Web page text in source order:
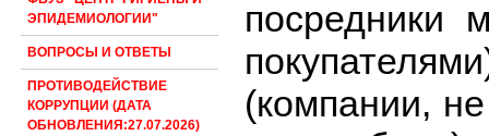
ЭПИДЕМИОЛОГИИ"
ВОПРОСЫ И ОТВЕТЫ
ПРОТИВОДЕЙСТВИЕ
КОРРУПЦИИ (ДАТА
ОБНОВЛЕНИЯ:27.07.2026)
посредники
(компании,